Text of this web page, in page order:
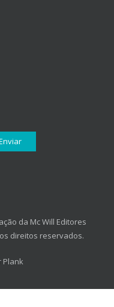
da Mc Will Editores
direitos reservados.
Plank